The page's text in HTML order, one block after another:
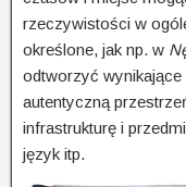
rzeczywistości w
określone, jak np. w
odtworzyć
autentyczną
infrastrukturę i
język itp.